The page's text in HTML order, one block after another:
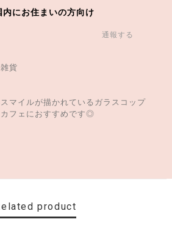
内にお住まいの方向け
通報する
貨
マイルが描かれているガラスコップ
フェにおすすめです◎
product